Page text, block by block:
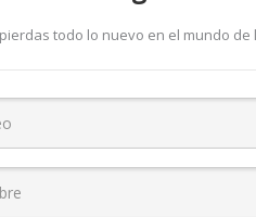
que se pueden pedir
aire; clásicos juegos de
bolígrafos y lápices,
todo lo nuevo en el mundo de